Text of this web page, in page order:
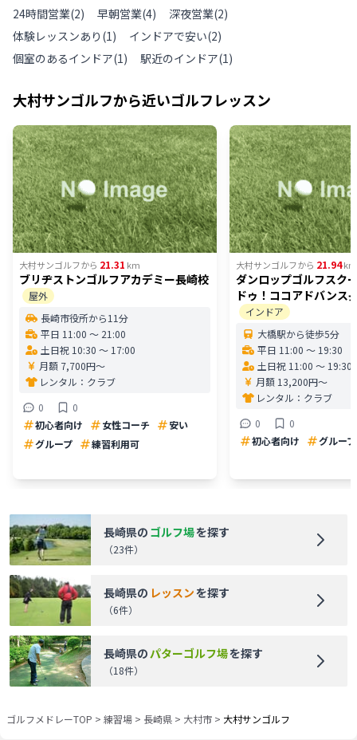
24時間営業(2) 早朝営業(4) 深夜営業(2)
体験レッスンあり (1) インドアで安い(2)
個室のあるインドア(1) 駅近のインドア(1)
大村サンゴルフから近いゴルフレッスン
大村サンゴルフから 21.31 km
ブリヂストンゴルフアカデミー長崎校
屋外
長崎市役所から11分
平日 11:00 〜 21:00
土日祝 10:30 〜 17:00
月額 7,700円〜
レンタル： クラブ
0
0
初心者向け
女性コーチ
安い
グループ
練習利用可
大村サンゴルフから 21.94km
ダンロップゴルフスク
ドゥ！ココアドバンス
インドア
大橋駅から徒歩5分
平日 11:00 〜 19:30
土日祝 11:00 〜 19:30
月額 13,200円〜
レンタル： クラブ
0
0
初心者向け
グループ
長崎県の ゴルフ場を探す
（23件）
長崎県の レッスンを探す
（6件）
長崎県の パターゴルフ場を探す
（18件）
ゴルフメドレーTOP > 練習場 > 長崎県 > 大村市 > 大村サンゴルフ